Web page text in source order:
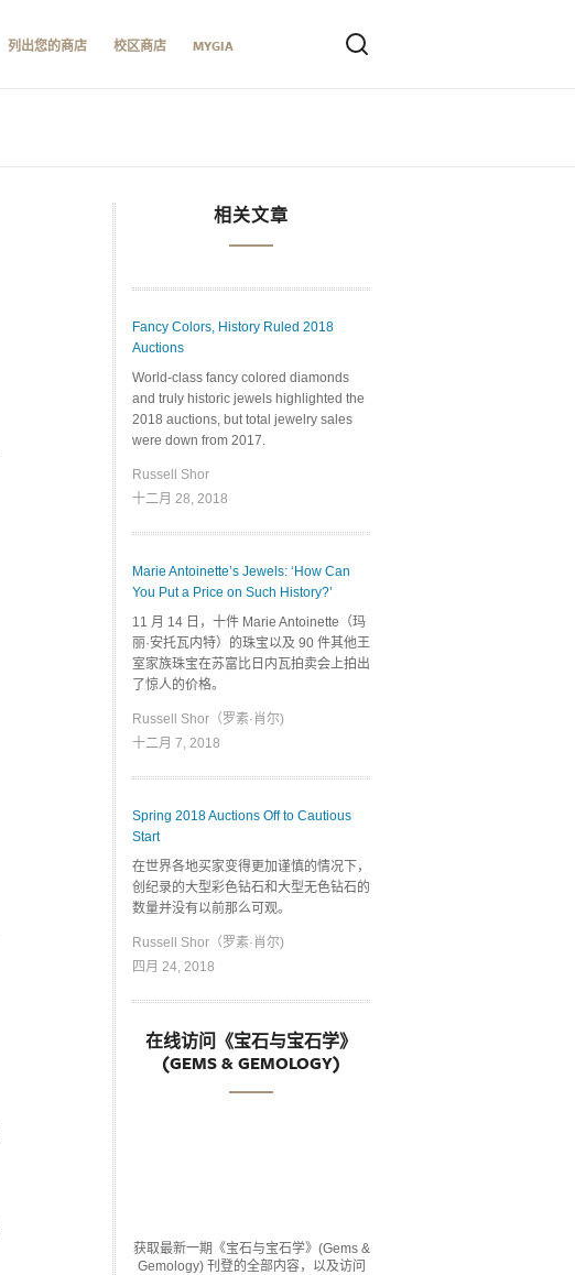
列出您的商店 校区商店 MYGIA
相关文章
Fancy Colors, History Ruled 2018
Auctions
World-class fancy colored diamonds
and truly historic jewels highlighted the
2018 auctions, but total jewelry sales
were down from 2017.
Russell Shor
十二月 28, 2018
Marie Antoinette’s Jewels: ‘How Can
You Put a Price on Such History?’
11 月 14 日，十件 Marie Antoinette（玛
丽·安托瓦内特）的珠宝以及 90 件其他王
室家族珠宝在苏富比日内瓦拍卖会上拍出
了惊人的价格。
Russell Shor（罗素·肖尔)
十二月 7, 2018
Spring 2018 Auctions Off to Cautious
Start
在世界各地买家变得更加谨慎的情况下，
创纪录的大型彩色钻石和大型无色钻石的
数量并没有以前那么可观。
Russell Shor（罗素·肖尔)
四月 24, 2018
在线访问《宝石与宝石学》
(GEMS & GEMOLOGY)
获取最新一期《宝石与宝石学》(Gems &
Gemology) 刊登的全部内容，以及访问